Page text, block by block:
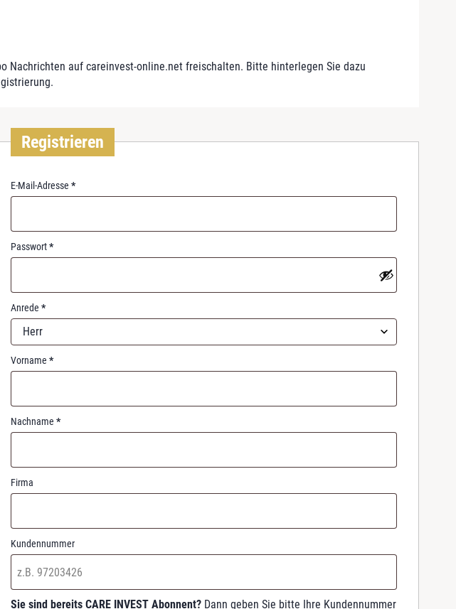
Nachrichten auf careinvest-online.net freischalten. Bitte hinterlegen Sie dazu
Registrieren
E-Mail-Adresse *R
e
u
r
Passwort*R
e
u
r
Anrede *
Herr
Vorname *
Nachname *
Firma
Kundennummer
Sie sind bereits CARE INVEST Abonnent? Dann geben Sie bitte Ihre Kundennummer